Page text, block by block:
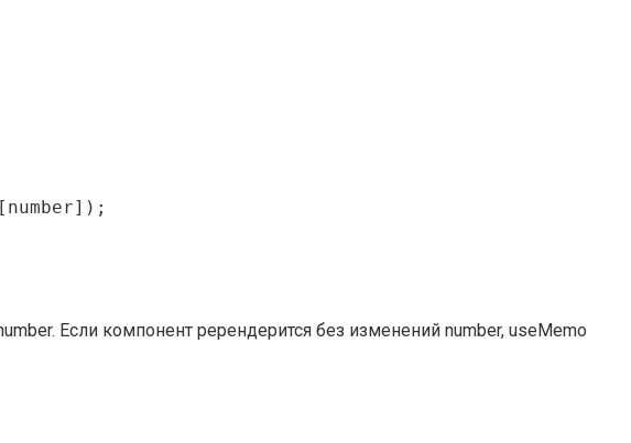
Если компонент ререндерится без изменений number, useMemo